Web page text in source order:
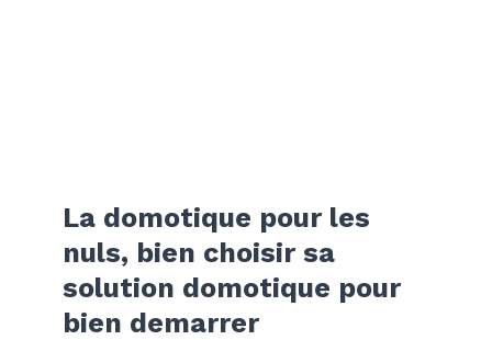
La domotique pour les
nuls, bien choisir sa
solution domotique pour
bien demarrer